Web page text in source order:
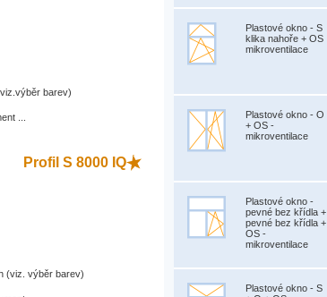
barev)
...
Profil S 8000 IQ
(viz. výběr barev)
Plastové okno - S
klika nahoře + OS
mikroventilace
Plastové okno - O
+ OS -
mikroventilace
Plastové okno -
pevné bez křídla +
pevné bez křídla +
OS -
mikroventilace
Plastové okno - S